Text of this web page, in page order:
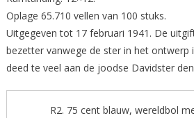
Oplage 65.710 vellen van 100 stuks.
Uitgegeven tot 17 februari 1941. De
bezetter vanwege de ster in het ontwerp
deed te veel aan de joodse Davidster
R2. 75 cent blauw, wereldbol